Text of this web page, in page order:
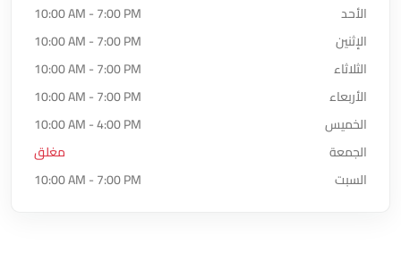
الأحد
10:00 AM - 7:00 PM
الإثنين
10:00 AM - 7:00 PM
الثلاثاء
10:00 AM - 7:00 PM
الأربعاء
10:00 AM - 7:00 PM
الخميس
10:00 AM - 4:00 PM
الجمعة
مغلق
السبت
10:00 AM - 7:00 PM